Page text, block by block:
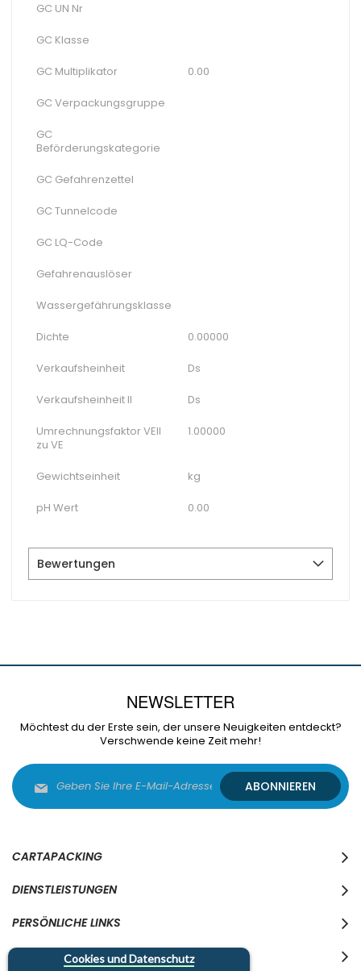
Cookies und Datenschutz
GC UN Nr
GC Klasse
GC Multiplikator 0.00
GC Verpackungsgruppe
GC
Beförderungskategorie
GC Gefahrenzettel
GC Tunnelcode
GC LQ-Code
Gefahrenauslöser
Wassergefährungsklasse
Dichte 0.00000
Verkaufsheinheit Ds
Verkaufsheinheit II Ds
Umrechnungsfaktor VEII
zu VE
1.00000
Gewichtseinheit kg
pH Wert 0.00
Bewertungen
NEWSLETTER
Möchtest du der Erste sein, der unsere Neuigkeiten entdeckt?
Verschwende keine Zeit mehr!
Sie
sich
ABONNIEREN
CARTAPACKING
DIENSTLEISTUNGEN
PERSÖNLICHE LINKS
WO WIR SIND